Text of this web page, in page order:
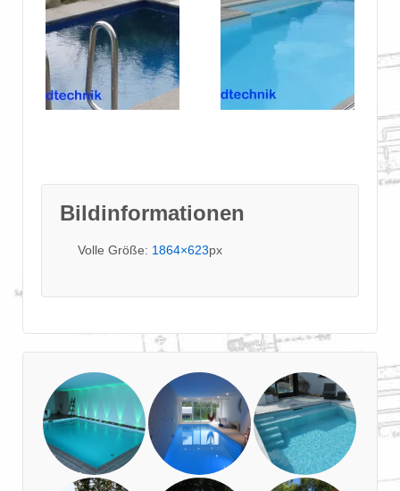
Bildinformationen
Volle Größe: 1864×623px